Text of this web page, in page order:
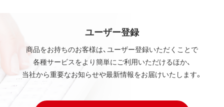
ユーザー登録
商品をお持ちのお客様は、ユーザー登録いただくことで
各種サービスをより簡単にご利用いただけるほか、
当社から重要なお知らせや最新情報をお届けいたします。